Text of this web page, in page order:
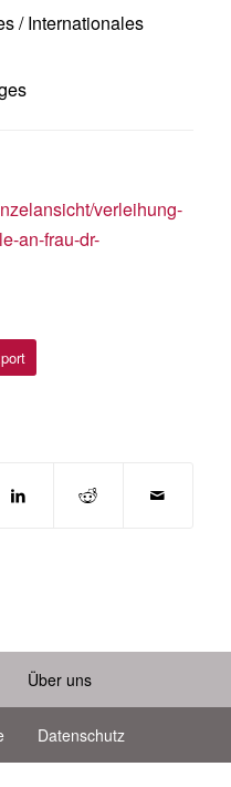
/ Internationales
verleihung-
an-frau-dr-
Über uns
Datenschutz